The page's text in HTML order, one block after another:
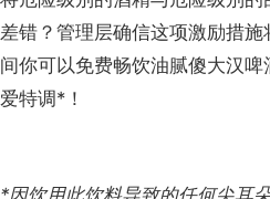
差错？管理层确信这项激励措
间你可以免费畅饮油腻傻大汉
爱特调*！
*因饮用此饮料导致的任何尖耳